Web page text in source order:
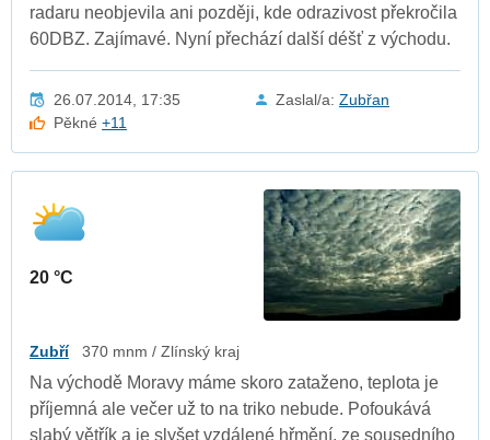
radaru neobjevila ani později, kde odrazivost překročila
60DBZ. Zajímavé. Nyní přechází další déšť z východu.
26.07.2014, 17:35 Zaslal/a: Zubřan
Pěkné+11
20 °C
Zubří 370 mnm / Zlínský kraj
Na východě Moravy máme skoro zataženo, teplota je
příjemná ale večer už to na triko nebude. Pofoukává
slabý větřík a je slyšet vzdálené hřmění, ze sousedního